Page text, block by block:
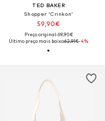
TED BAKER
Shopper 'Crinkon'
59,90€
Preço original: 69,90€
Último preço mais baixo:62,91€-4%